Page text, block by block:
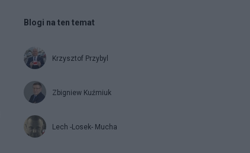
Blogi na ten temat
Krzysztof Przybyl
Zbigniew Kuźmiuk
Lech -Losek- Mucha